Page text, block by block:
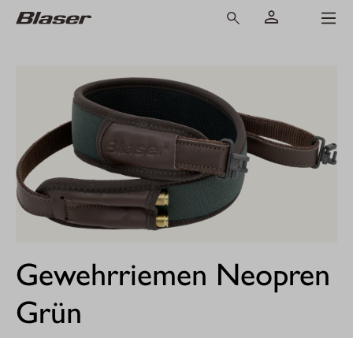
Gewehrriemen Neopren
Grün